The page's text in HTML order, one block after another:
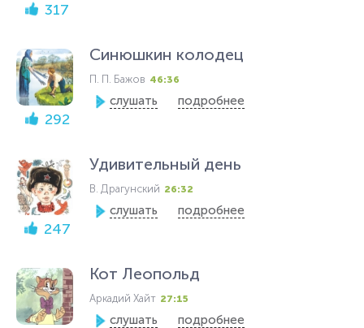
317
292
Синюшкин колодец
П. П. Бажов 46:36
слушать подробнее
247
Удивительный день
В. Драгунский 26:32
слушать подробнее
Кот Леопольд
Аркадий Хайт 27:15
слушать подробнее